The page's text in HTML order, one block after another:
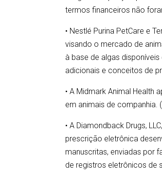
termos financeiros não
• Nestlé Purina PetCare e
visando o mercado de
à base de algas
adicionais e conceitos de
• A Midmark Animal Health
em animais de companhia.
• A Diamondback Drugs,
prescrição eletrônica
manuscritas, enviadas por
de registros eletrônicos de